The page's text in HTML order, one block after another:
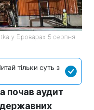
у Броварах 5 серпня
тільки суть з
почав аудит